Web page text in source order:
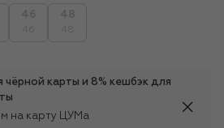
чёрной карты и 8% кешбэк для
на карту ЦУМа